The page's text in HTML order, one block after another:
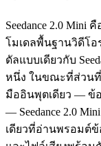
Seedance 2.0
โมเดลพื้นฐานวิดีโอ
ดัลแบบเดียวกับ
หนึ่ง ในขณะที่ส่วนที่
มืออินพุตเดียว — ข้
— Seedance 2.0
เดียวที่อ่านพรอมต์